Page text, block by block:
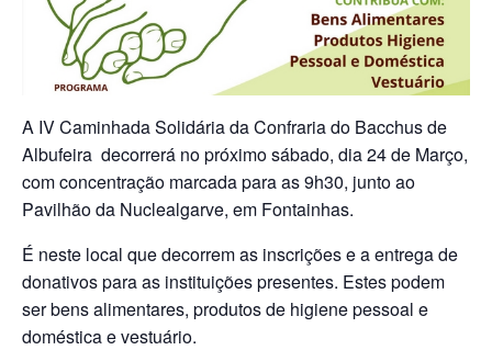
A IV Caminhada Solidária da Confraria do Bacchus de
Albufeira decorrerá no próximo sábado, dia 24 de Março,
com concentração marcada para as 9h30, junto ao
Pavilhão da Nuclealgarve, em Fontainhas.
É neste local que decorrem as inscrições e a entrega de
donativos para as instituições presentes. Estes podem
ser bens alimentares, produtos de higiene pessoal e
doméstica e vestuário.